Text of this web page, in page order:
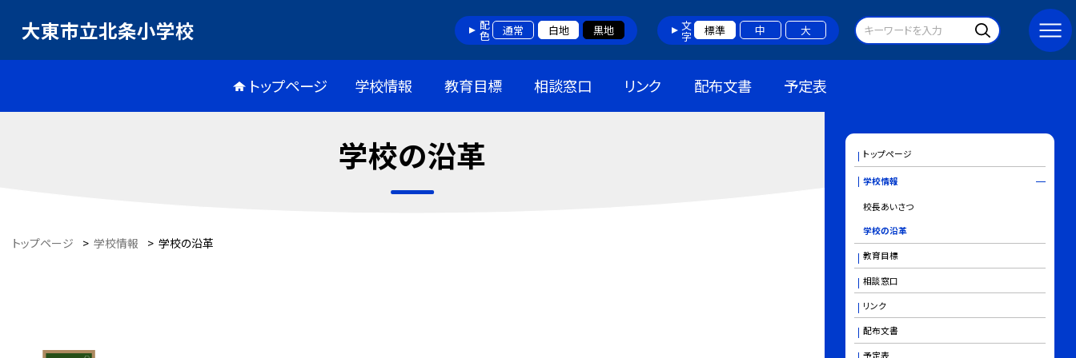
大東市立北条小学校 配色 通常 白地 黒地 文字 標準 中 大
トップページ 学校情報 教育目標 相談窓口 リンク 配布文書 予定表
学校の沿革
トップページ > 学校情報 > 学校の沿革
トップページ
学校情報
校長あいさつ
学校の沿革
教育目標
相談窓口
リンク
配布文書
予定表